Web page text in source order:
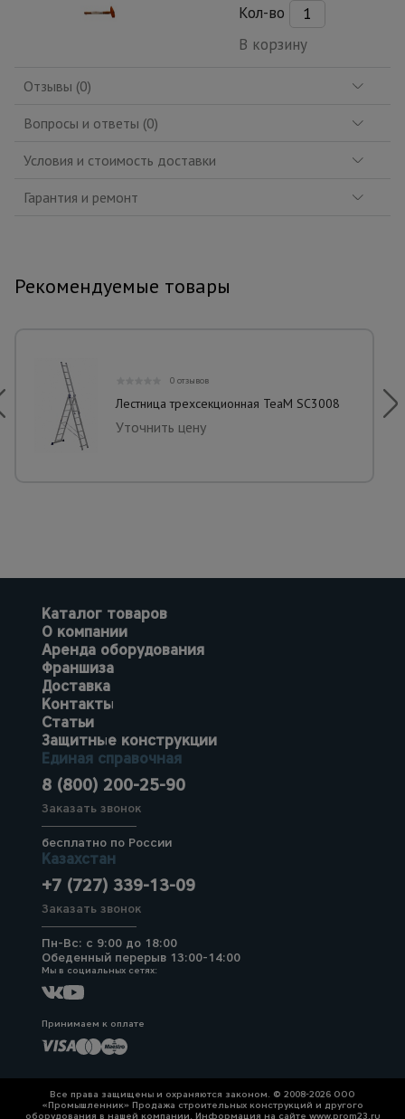
Кол-во
В корзину
Отзывы (0)
Вопросы и ответы (0)
Условия и стоимость доставки
Гарантия и ремонт
Рекомендуемые товары
0 отзывов
Лестница трехсекционная TeaM SC3008
Уточнить цену
Каталог товаров
О компании
Аренда оборудования
Франшиза
Доставка
Контакты
Статьи
Защитные конструкции
Единая справочная
8 (800) 200-25-90
Заказать звонок
бесплатно по России
Казахстан
+7 (727) 339-13-09
Заказать звонок
Пн-Вс: с 9:00 до 18:00
Обеденный перерыв 13:00-14:00
Мы в социальных сетях:
Принимаем к оплате
Все права защищены и охраняются законом. © 2008-2026 ООО
«Промышленник» Продажа строительных конструкций и другого
оборудования в нашей компании. Информация на сайте www.prom23.ru